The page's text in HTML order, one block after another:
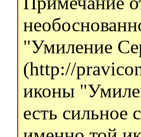
"Умиление
(http://
иконы
есть сильное